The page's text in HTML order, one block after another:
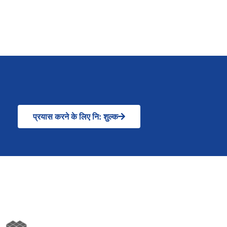
प्रयास करने के लिए नि: शुल्क